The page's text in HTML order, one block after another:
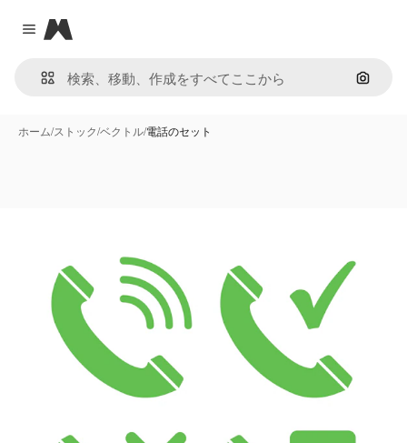
Close menu
Magnific
画像で
ホーム/ストック/ベクトル/電話のセット